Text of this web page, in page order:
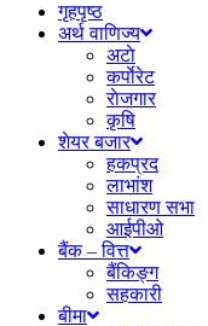
गृहपृष्ठ
अर्थ वाणिज्य
अटाे
कर्पाेरेट
राेजगार
कृषि
शेयर बजार
हकप्रद
लाभांश
साधारण सभा
आईपीओ
बैंक – वित्त
बैंकिङ्ग
सहकारी
बीमा